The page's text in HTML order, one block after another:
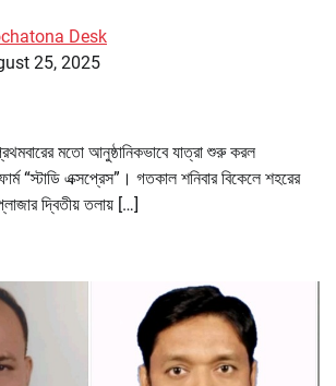
Desk
25, 2025
মতো আনুষ্ঠানিকভাবে যাত্রা শুরু করল
“স্টাডি এক্সপ্রেস”। গতকাল শনিবার বিকেলে শহরের
দ্বিতীয় তলায় […]